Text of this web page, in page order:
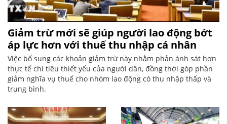
Giảm trừ mới sẽ giúp người lao động bớt
áp lực hơn với thuế thu nhập cá nhân
Việc bổ sung các khoản giảm trừ này nhằm phản ánh sát hơn
thực tế chi tiêu thiết yếu của người dân, đồng thời góp phần
giảm nghĩa vụ thuế cho nhóm lao động có thu nhập thấp và
trung bình.